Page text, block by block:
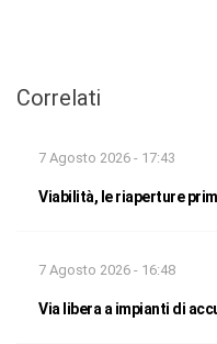
Correlati
7 Agosto 2026 - 17:43
Viabilità, le riaperture
7 Agosto 2026 - 16:48
Via libera a impianti di